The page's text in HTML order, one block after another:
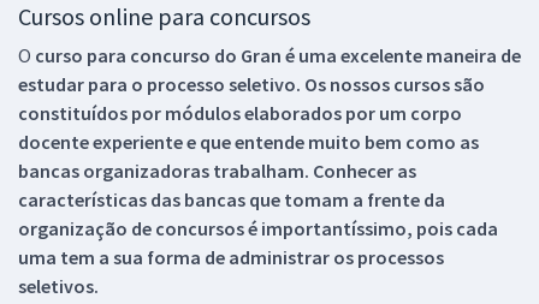
Cursos online para concursos
O curso para concurso do Gran é uma excelente maneira de
estudar para o processo seletivo. Os nossos cursos são
constituídos por módulos elaborados por um corpo
docente experiente e que entende muito bem como as
bancas organizadoras trabalham. Conhecer as
características das bancas que tomam a frente da
organização de concursos é importantíssimo, pois cada
uma tem a sua forma de administrar os processos
seletivos.